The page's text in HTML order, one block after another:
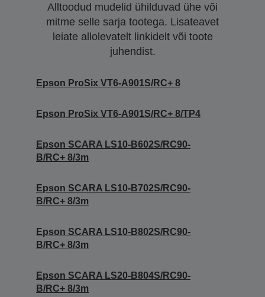
Alltoodud mudelid ühilduvad ühe või
mitme selle sarja tootega. Lisateavet
leiate allolevatelt linkidelt või toote
juhendist.
Epson ProSix VT6-A901S/RC+ 8
Epson ProSix VT6-A901S/RC+ 8/TP4
Epson SCARA LS10-B602S/RC90-
B/RC+ 8/3m
Epson SCARA LS10-B702S/RC90-
B/RC+ 8/3m
Epson SCARA LS10-B802S/RC90-
B/RC+ 8/3m
Epson SCARA LS20-B804S/RC90-
B/RC+ 8/3m